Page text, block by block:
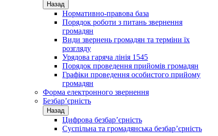
Назад
Нормативно-правова база
Порядок роботи з питань звернення
громадян
Види звернень громадян та терміни їх
розгляду
Урядова гаряча лінія 1545
Порядок проведення прийомів громадян
Графіки проведення особистого прийому
громадян
Форма електронного звернення
Безбар’єрність
Назад
Цифрова безбар’єрність
Суспільна та громадянська безбар’єрність